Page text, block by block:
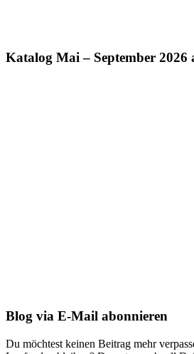
Katalog Mai – September 2026
Blog via E-Mail abonnieren
Du möchtest keinen Beitrag mehr